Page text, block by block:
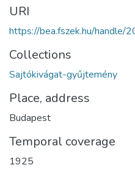
URI
https://bea.fszek.hu/
Collections
Sajtókivágat-gyűjtemény
Place, address
Budapest
Temporal coverage
1925